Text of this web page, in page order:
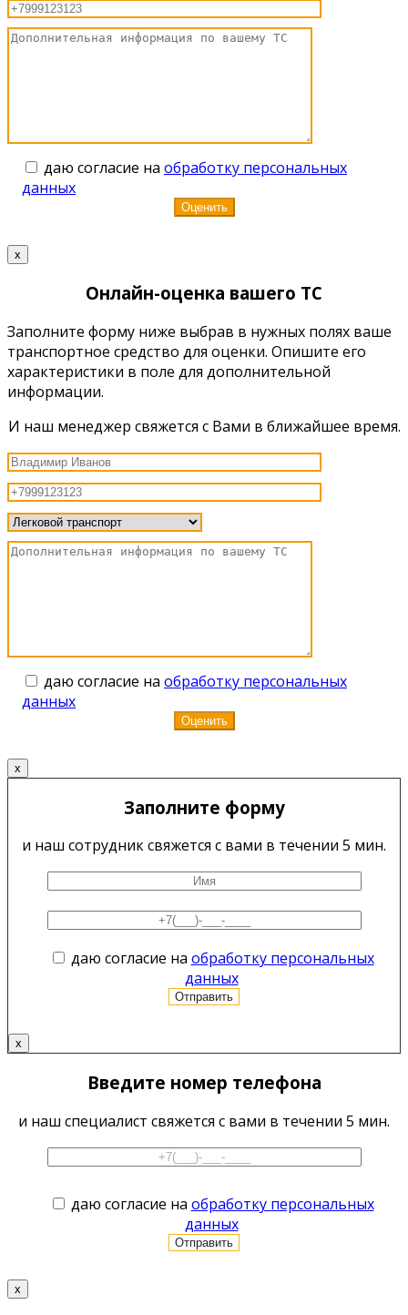
даю согласие на обработку персональных
данных
x
Онлайн-оценка вашего ТС
Заполните форму ниже выбрав в нужных полях ваше
транспортное средство для оценки. Опишите его
характеристики в поле для дополнительной
информации.
И наш менеджер свяжется с Вами в ближайшее время.
даю согласие на обработку персональных
данных
x
Заполните форму
и наш сотрудник свяжется с вами в течении 5 мин.
даю согласие на обработку персональных
данных
x
Введите номер телефона
и наш специалист свяжется с вами в течении 5 мин.
даю согласие на обработку персональных
данных
x